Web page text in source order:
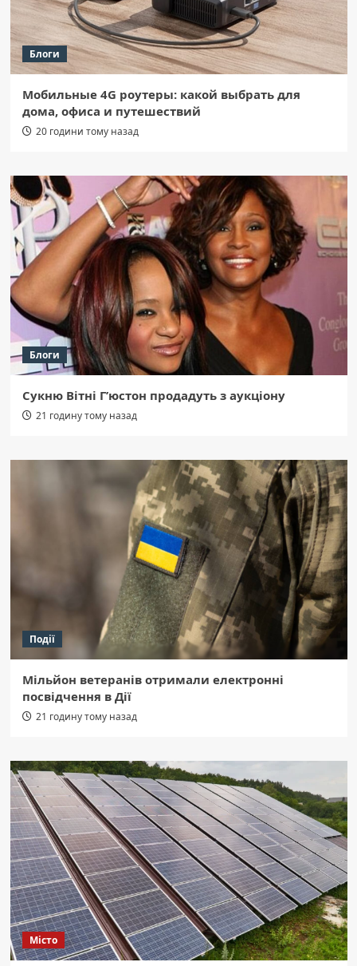
Блоги
Мобильные 4G роутеры: какой выбрать для
дома, офиса и путешествий
20 години тому назад
Блоги
Сукню Вітні Г’юстон продадуть з аукціону
21 годину тому назад
Події
Мільйон ветеранів отримали електронні
посвідчення в Дії
21 годину тому назад
Місто